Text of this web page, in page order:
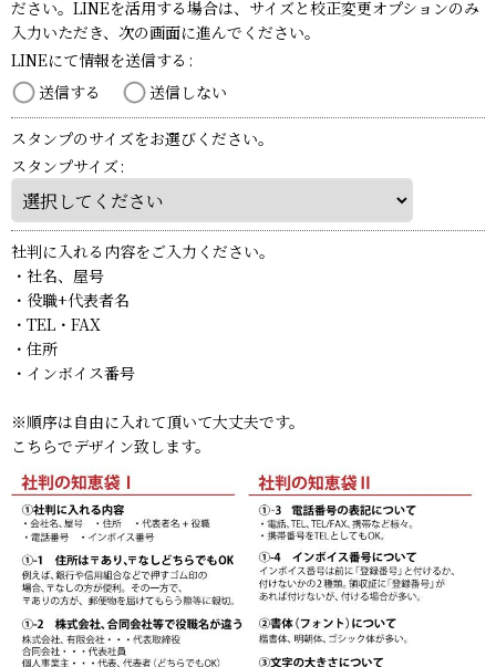
発送から到着までの期間も早く
とても安心できました。
また機会があればよろしくお願いします。
ショップからの返信 2025 年
この度は社判スタンプをご購入いただき、ありがとうございまし
た。
納得のいく仕上がりになったようで、何よりです。
また、機会がありましたら、よろしくお願いいたします。
このレビューは参考になりましたか？
はい
いいえ
ださい。LINEを活用する場合は、サイズと校正変更オプションのみ
入力いただき、次の画面に進んでください。
LINEにて情報を送信する :
送信する
送信しない
スタンプのサイズをお選びください。
スタンプサイズ:
社判に入れる内容をご入力ください。
・社名、屋号
・役職+代表者名
・TEL・FAX
・住所
・インボイス番号
※順序は自由に入れて頂いて大丈夫です。
こちらでデザイン致します。